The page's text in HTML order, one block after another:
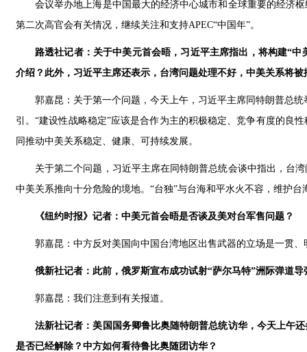
会议举办地上海是中国最大的经济中心城市和全球重要的经济
第二次高官会有关情况，继续关注和支持APEC“中国年”。
路透社记者：关于中美元首会晤，习近平主席指出，将构建“
介绍？此外，习近平主席还表示，台湾问题处理不好，中美关系将
郭嘉昆：关于第一个问题，今天上午，习近平主席同特朗普总
引。“建设性战略稳定”应该是合作为主的积极稳定、竞争有度的良
同推动中美关系稳定、健康、可持续发展。
关于第二个问题，习近平主席在同特朗普总统会谈中指出，台
中美关系推向十分危险的境地。“台独”与台海和平水火不容，维护
《纽约时报》记者：中美元首会晤是否谈及美对台军售问题？
郭嘉昆：中方反对美国向中国台湾地区出售武器的立场是一贯、
俄新社记者：此前，俄罗斯宣布成功试射“萨尔马特”洲际弹道
郭嘉昆：我们注意到有关报道。
法新社记者：美国国务卿鲁比奥随特朗普总统访华，今天上午
是否已经解除？中方如何看待鲁比奥随团访华？